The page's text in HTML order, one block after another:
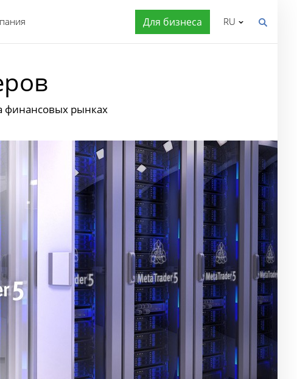
Для бизнеса RU
финансовых рынках